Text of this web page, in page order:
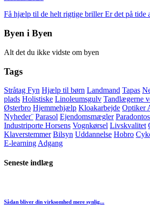
Få hjælp til de helt rigtige briller Er det på tide
Byen i Byen
Alt det du ikke vidste om byen
Tags
Stråtag Fyn Hjælp til børn Landmand Tapas
plads Holistiske Linoleumsgulv Tandlægerne
Østerbro Hjemmehjælp Kloakarbejde Optiker
Nyheder¨ Parasol Ejendomsmægler
Industriporte Horsens Vognkørsel Livskvalitet
Klaverstemmer Bilsyn Uddannelse Hobro
E-learning Adgang
Seneste indlæg
Sådan bliver din virksomhed mere synlig...